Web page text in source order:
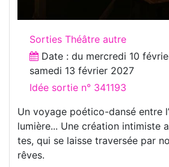
Sorties Théâtre autre
Date : du mercredi 10
samedi 13 février 2027
Idée sortie n° 341193
Un voyage poético-dansé entre
lumière... Une création intimiste
tes, qui se laisse traversée par
rêves.